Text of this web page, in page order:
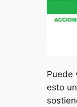
Puede
esto